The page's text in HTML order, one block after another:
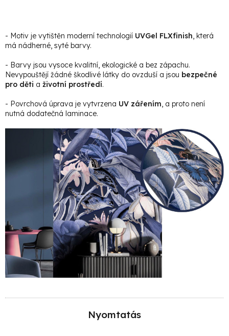
- Motiv je vytištěn moderní technologií UVGel FLXfinish, která
má nádherné, syté barvy.
- Barvy jsou vysoce kvalitní, ekologické a bez zápachu.
Nevypouštějí žádné škodlivé látky do ovzduší a jsou bezpečné
pro děti a životní prostředí.
- Povrchová úprava je vytvrzena UV zářením, a proto není
nutná dodatečná laminace.
Nyomtatás